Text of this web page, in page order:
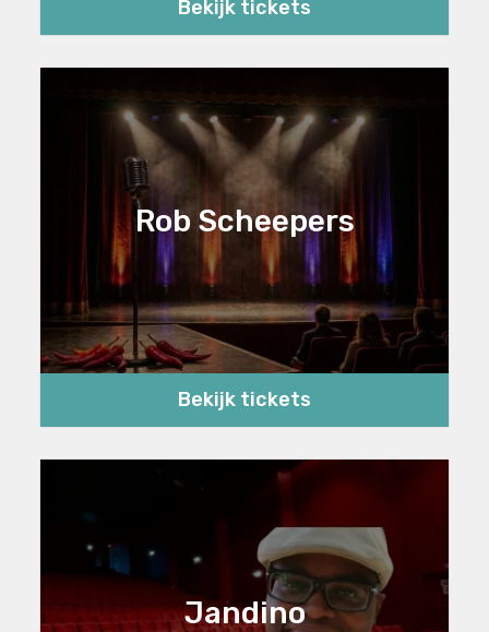
Bekijk tickets
Rob Scheepers
Bekijk tickets
Jandino